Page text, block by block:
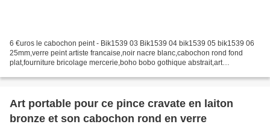
6 €uros le cabochon peint - Bik1539 03 Bik1539 04 bik1539 05 bik1539 06
25mm,verre peint artiste francaise,noir nacre blanc,cabochon rond fond
plat,fourniture bricolage mercerie,boho bobo gothique abstrait,art
Art portable pour ce pince cravate en laiton
bronze et son cabochon rond en verre